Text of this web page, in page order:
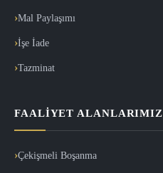
Mal Paylaşımı
İşe İade
Tazminat
FAALIYET ALANLARIMIZ
Çekişmeli Boşanma